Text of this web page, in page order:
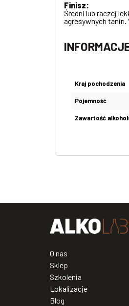
Finisz:
Średni lub raczej
agresywnych
Kraj pochodzenia
Pojemność
Zawartość
O nas
Sklep
Szkolenia
Lokalizacje
Blog